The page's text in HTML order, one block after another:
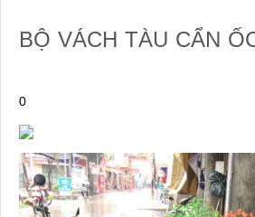
BỘ VÁCH TÀU CẨN
0